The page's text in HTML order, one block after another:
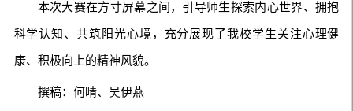
本次大赛在方寸屏幕之间，引导师生探索内心世界、拥抱
科学认知、共筑阳光心境，充分展现了我校学生关注心理健
康、积极向上的精神风貌。
撰稿：何晴、吴伊燕